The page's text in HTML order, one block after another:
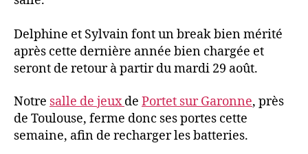
Delphine et Sylvain font un break bien mérité
après cette dernière année bien chargée et
seront de retour à partir du mardi 29 août.
Notre salle de jeuxde Portet sur Garonne, près
de Toulouse, ferme donc ses portes cette
semaine, afin de recharger les batteries.